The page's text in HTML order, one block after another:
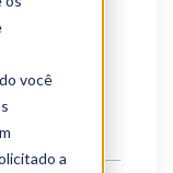
você
a
lançou